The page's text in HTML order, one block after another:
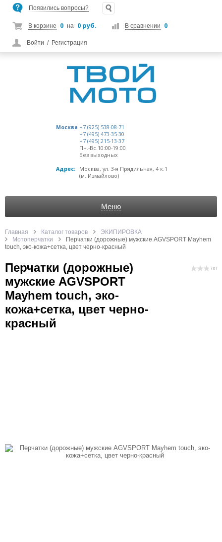
Появились вопросы?
В корзине 0 на 0 руб. В сравнении 0
Войти / Регистрация
Москва +7 (925) 538-08-71
+7 (495) 473-35-30
+7 (495) 215-13-37
Пн.-Вс.10:00-19:00
Без выходных
Адрес:
Москва, ул. 3-я Прядильная, 4 к.1
(м. Измайлово)
Меню
Главная Каталог товаров
ЭКИПИРОВКА
Мотоперчатки
Перчатки (дорожные) мужские AGVSPORT Mayhem
touch, эко-кожа+сетка, цвет черно-красный
Перчатки (дорожные)
мужские AGVSPORT
Mayhem touch, эко-
кожа+сетка, цвет черно-
красный
( 0 )